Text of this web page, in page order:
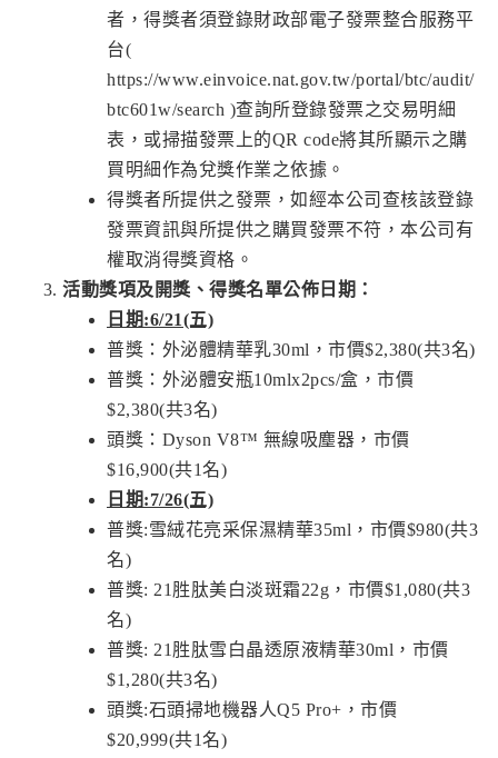
者，得獎者須登錄財政部電子發票整合服務平
台(
https://www.einvoice.nat.gov.tw/portal/btc/audit/
btc601w/search )查詢所登錄發票之交易明細
表，或掃描發票上的QR code將其所顯示之購
買明細作為兌獎作業之依據。
得獎者所提供之發票，如經本公司查核該登錄
發票資訊與所提供之購買發票不符，本公司有
權取消得獎資格。
活動獎項及開獎、得獎名單公佈日期：
日期:6/21(五)
普獎：外泌體精華乳30ml，市價$2,380(共3名)
普獎：外泌體安瓶10mlx2pcs/盒，市價
$2,380(共3名)
頭獎：Dyson V8™ 無線吸塵器，市價
$16,900(共1名)
日期:7/26(五)
普獎:雪絨花亮采保濕精華35ml，市價$980(共3
名)
普獎: 21胜肽美白淡斑霜22g，市價$1,080(共3
名)
普獎: 21胜肽雪白晶透原液精華30ml，市價
$1,280(共3名)
頭獎:石頭掃地機器人Q5 Pro+，市價
$20,999(共1名)